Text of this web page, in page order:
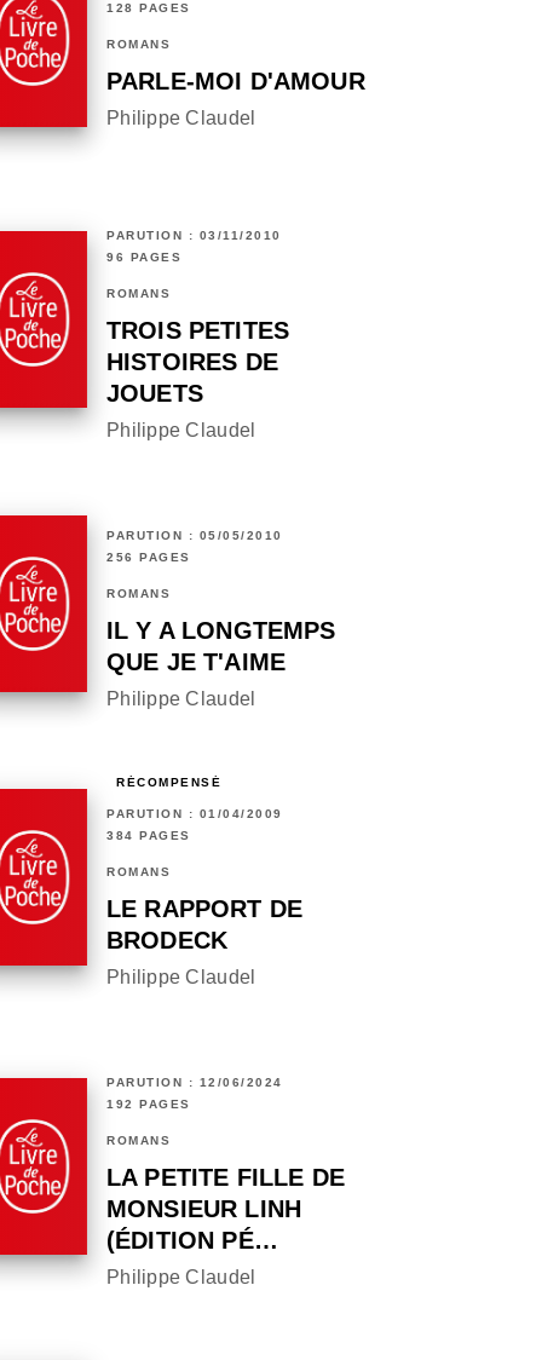
128 PAGES
ROMANS
PARLE-MOI D'AMOUR
Philippe Claudel
PARUTION : 03/11/2010
96 PAGES
ROMANS
TROIS PETITES
HISTOIRES DE
JOUETS
Philippe Claudel
PARUTION : 05/05/2010
256 PAGES
ROMANS
IL Y A LONGTEMPS
QUE JE T'AIME
Philippe Claudel
RÉCOMPENSÉ
PARUTION : 01/04/2009
384 PAGES
ROMANS
LE RAPPORT DE
BRODECK
Philippe Claudel
PARUTION : 12/06/2024
192 PAGES
ROMANS
LA PETITE FILLE DE
MONSIEUR LINH
(ÉDITION PÉ…
Philippe Claudel